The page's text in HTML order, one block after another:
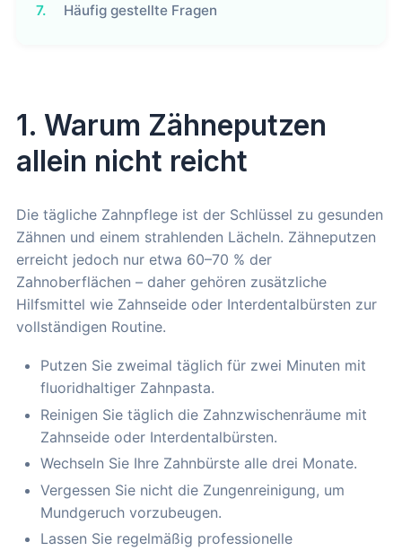
7.
Häufig gestellte Fragen
1. Warum Zähneputzen
allein nicht reicht
Die tägliche Zahnpflege ist der Schlüssel zu gesunden
Zähnen und einem strahlenden Lächeln. Zähneputzen
erreicht jedoch nur etwa 60–70 % der
Zahnoberflächen – daher gehören zusätzliche
Hilfsmittel wie Zahnseide oder Interdentalbürsten zur
vollständigen Routine.
Putzen Sie zweimal täglich für zwei Minuten mit
fluoridhaltiger Zahnpasta.
Reinigen Sie täglich die Zahnzwischenräume mit
Zahnseide oder Interdentalbürsten.
Wechseln Sie Ihre Zahnbürste alle drei Monate.
Vergessen Sie nicht die Zungenreinigung, um
Mundgeruch vorzubeugen.
Lassen Sie regelmäßig professionelle